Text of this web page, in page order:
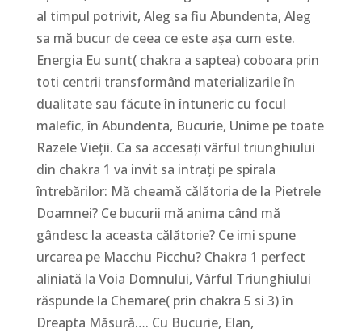
al timpul potrivit, Aleg sa fiu Abundenta, Aleg
sa mă bucur de ceea ce este așa cum este.
Energia Eu sunt( chakra a saptea) coboara prin
toti centrii transformând materializarile în
dualitate sau făcute în întuneric cu focul
malefic, în Abundenta, Bucurie, Unime pe toate
Razele Vieții. Ca sa accesați vârful triunghiului
din chakra 1 va invit sa intrați pe spirala
întrebărilor: Mă cheamă călătoria de la Pietrele
Doamnei? Ce bucurii mă anima când mă
gândesc la aceasta călătorie? Ce imi spune
urcarea pe Macchu Picchu? Chakra 1 perfect
aliniată la Voia Domnului, Vârful Triunghiului
răspunde la Chemare( prin chakra 5 si 3) în
Dreapta Măsură…. Cu Bucurie, Elan,